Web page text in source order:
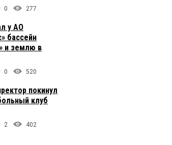
0 277
у АО
бассейн
и землю в
0 520
покинул
клуб
2 402